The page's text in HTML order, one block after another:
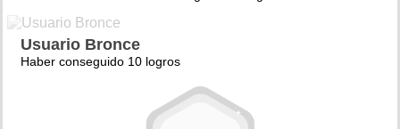
Usuario Bronce
Haber conseguido 10 logros